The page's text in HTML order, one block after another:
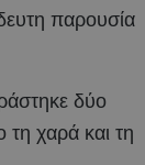
παρουσία
δύο
χαρά και τη